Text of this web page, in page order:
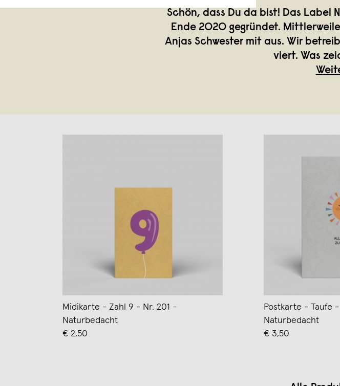
Schön, dass Du da bist! Das Label
Ende 2020 gegründet.
Anjas Schwester mit aus. Wir
viert. Was
Midikarte - Zahl 9 - Nr. 201 -
Naturbedacht
€ 2,50
Postkarte - Taufe
Naturbedacht
€ 3,50